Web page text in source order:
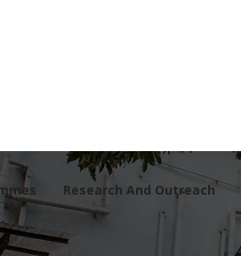
Research And Outreach